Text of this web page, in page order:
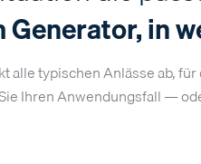
in
alle typischen Anlässe ab,
Ihren Anwendungsfall —